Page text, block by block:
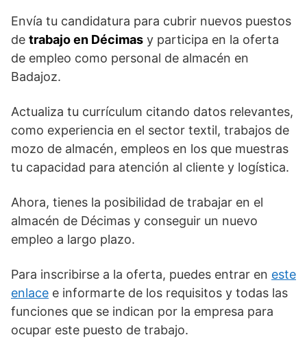
Envía tu candidatura para cubrir nuevos puestos
de trabajo en Décimas y participa en la oferta
de empleo como personal de almacén en
Badajoz.
Actualiza tu currículum citando datos relevantes,
como experiencia en el sector textil, trabajos de
mozo de almacén, empleos en los que muestras
tu capacidad para atención al cliente y logística.
Ahora, tienes la posibilidad de trabajar en el
almacén de Décimas y conseguir un nuevo
empleo a largo plazo.
Para inscribirse a la oferta, puedes entrar en este
enlace e informarte de los requisitos y todas las
funciones que se indican por la empresa para
ocupar este puesto de trabajo.